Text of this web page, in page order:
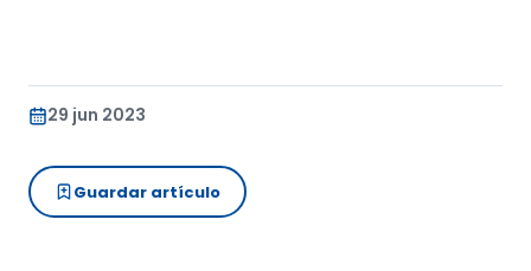
29 jun 2023
Guardar artículo